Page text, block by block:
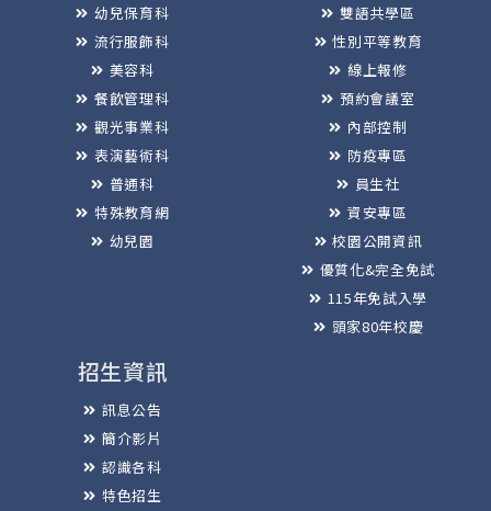
幼兒保育科
流行服飾科
美容科
餐飲管理科
觀光事業科
表演藝術科
普通科
特殊教育網
幼兒園
雙語共學區
性別平等教育
線上報修
預約會議室
內部控制
防疫專區
員生社
資安專區
校園公開資訊
優質化&完全免試
115年免試入學
頭家80年校慶
招生資訊
訊息公告
簡介影片
認識各科
特色招生